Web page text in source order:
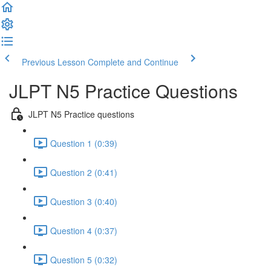
Previous Lesson Complete and Continue
JLPT N5 Practice Questions
JLPT N5 Practice questions
Question 1 (0:39)
Question 2 (0:41)
Question 3 (0:40)
Question 4 (0:37)
Question 5 (0:32)